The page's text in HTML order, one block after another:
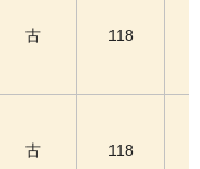
古 118
古 118